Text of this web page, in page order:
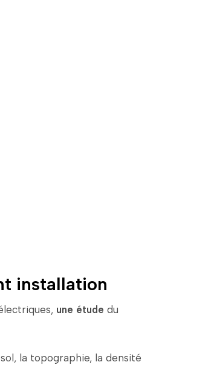
installation
une étude du
sol, la topographie, la densité